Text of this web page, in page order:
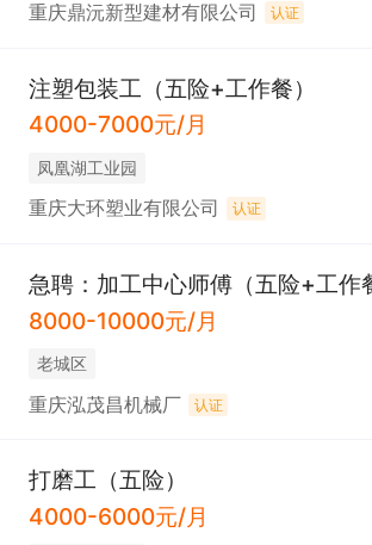
重庆鼎沅新型建材有限公司 认证
注塑包装工（五险+工作餐）
4000-7000元/月
凤凰湖工业园
重庆大环塑业有限公司 认证
8000-10000元/月
老城区
重庆泓茂昌机械厂 认证
打磨工（五险）
4000-6000元/月